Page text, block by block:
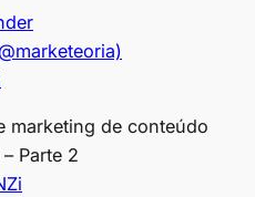
marketing de conteúdo
Parte 2